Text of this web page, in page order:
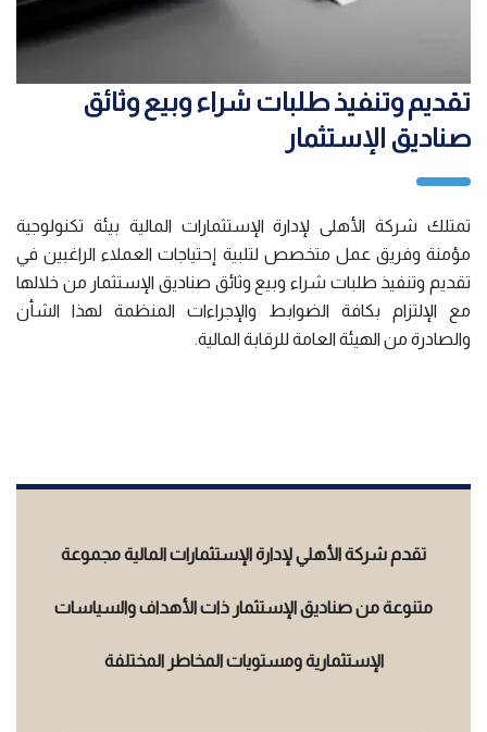
تقديم وتنفيذ طلبات شراء وبيع وثائق
صناديق الإستثمار
تمتلك شركة الأهلى لإدارة الإستثمارات المالية بيئة تكنولوجية
مؤمنة وفريق عمل متخصص لتلبية إحتياجات العملاء الراغبين في
تقديم وتنفيذ طلبات شراء وبيع وثائق صناديق الإستثمار من خلالها
مع الإلتزام بكافة الضوابط والإجراءات المنظمة لهذا الشأن
والصادرة من الهيئة العامة للرقابة المالية.
تقدم شركة الأهلي لإدارة الإستثمارات المالية مجموعة
متنوعة من صناديق الإستثمار ذات الأهداف والسياسات
الإستثمارية ومستويات المخاطر المختلفة